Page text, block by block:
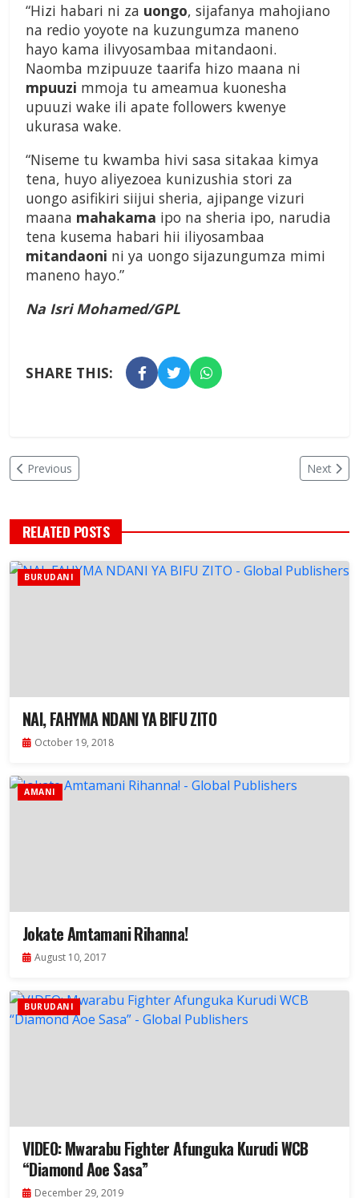
“Hizi habari ni za uongo, sijafanya mahojiano
na redio yoyote na kuzungumza maneno
hayo kama ilivyosambaa mitandaoni.
Naomba mzipuuze taarifa hizo maana ni
mpuuzi mmoja tu ameamua kuonesha
upuuzi wake ili apate followers kwenye
ukurasa wake.
“Niseme tu kwamba hivi sasa sitakaa kimya
tena, huyo aliyezoea kunizushia stori za
uongo asifikiri siijui sheria, ajipange vizuri
maana mahakama ipo na sheria ipo, narudia
tena kusema habari hii iliyosambaa
mitandaoni ni ya uongo sijazungumza mimi
maneno hayo.”
Na Isri Mohamed/GPL
SHARE THIS:
Previous Next
RELATED POSTS
BURUDANI
NAI, FAHYMA NDANI YA BIFU ZITO
October 19, 2018
AMANI
Jokate Amtamani Rihanna!
August 10, 2017
BURUDANI
VIDEO: Mwarabu Fighter Afunguka Kurudi WCB
“Diamond Aoe Sasa”
December 29, 2019